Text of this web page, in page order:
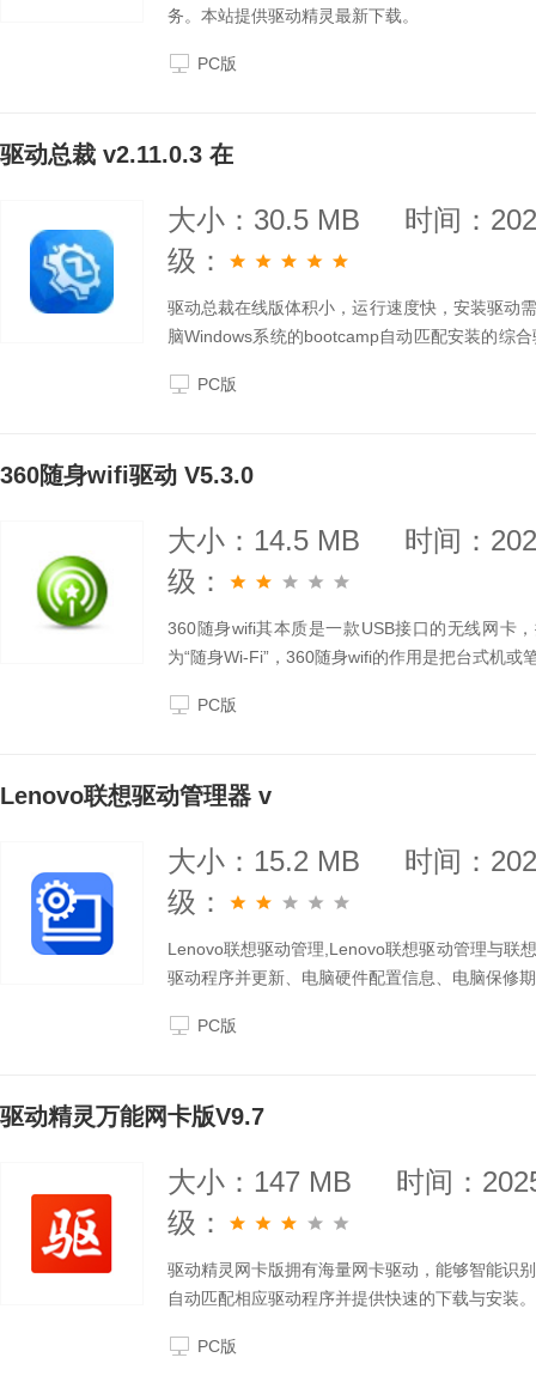
务。本站提供驱动精灵最新下载。
PC版
驱动总裁 v2.11.0.3 在
大小：30.5 MB
时间：
级：
驱动总裁在线版体积小，运行速度快，安装驱动
脑Windows系统的bootcamp自动匹配安装的综
PC版
360随身wifi驱动 V5.3.0
大小：14.5 MB
时间：
级：
360随身wifi其本质是一款USB接口的无线网卡
为“随身Wi-Fi”，360随身wifi的作用是把台式机或
PC版
Lenovo联想驱动管理器 v
大小：15.2 MB
时间：
级：
Lenovo联想驱动管理,Lenovo联想驱动管理与联
驱动程序并更新、电脑硬件配置信息、电脑保修
PC版
驱动精灵万能网卡版V9.7
大小：147 MB
时间：
级：
驱动精灵网卡版拥有海量网卡驱动，能够智能识
自动匹配相应驱动程序并提供快速的下载与安装。
PC版